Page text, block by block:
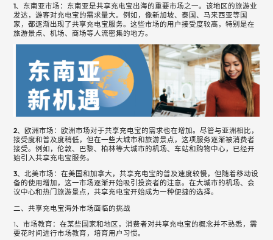
1、东南亚市场： 东南亚是共享充电宝出海的重要市场之一。该地区的旅游业
发达，游客对充电宝的需求量大。例如，像新加坡、泰国、马来西亚等国
家，都逐渐出现了共享充电宝服务。这些市场的用户接受度较高，特别是在
旅游景点、机场、商场等人流密集的地方。
2、欧洲市场：欧洲市场对于共享充电宝的需求也在增加。尽管与亚洲相比，
接受度和普及度稍低，但在一些大城市和旅游景点，这项服务逐渐被消费者
接受。例如，伦敦、巴黎、柏林等大城市的机场、车站和购物中心，已经开
始引入共享充电宝服务。
3、北美市场：在美国和加拿大，共享充电宝的普及速度较慢，但随着移动设
备的使用增加，这一市场逐渐开始吸引投资者的注意。在大城市的机场、会
议中心和热门旅游景点，共享充电宝开始成为一种便捷的选择。
二、共享充电宝海外市场面临的挑战
1、市场教育：在某些国家和地区，消费者对共享充电宝的概念并不熟悉，需
要花时间进行市场教育，培育用户习惯。